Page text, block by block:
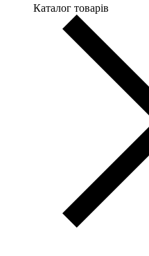
Каталог товарів